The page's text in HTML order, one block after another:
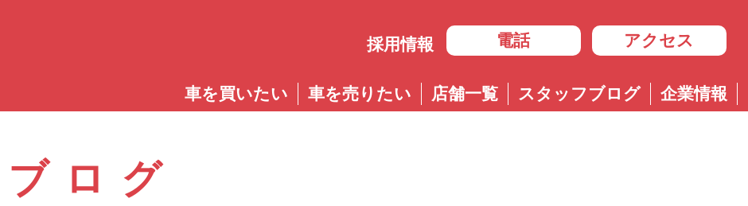
採用情報 電話
愛知
アップル春日井中央店
0568-56-0001
アップル瀬戸店
岐阜
アクセス
店
立山町4-32-1
オートフレンド
岐阜
車を買いたい 車を売りたい 店舗一覧 スタッフブログ 企業情報
ログ